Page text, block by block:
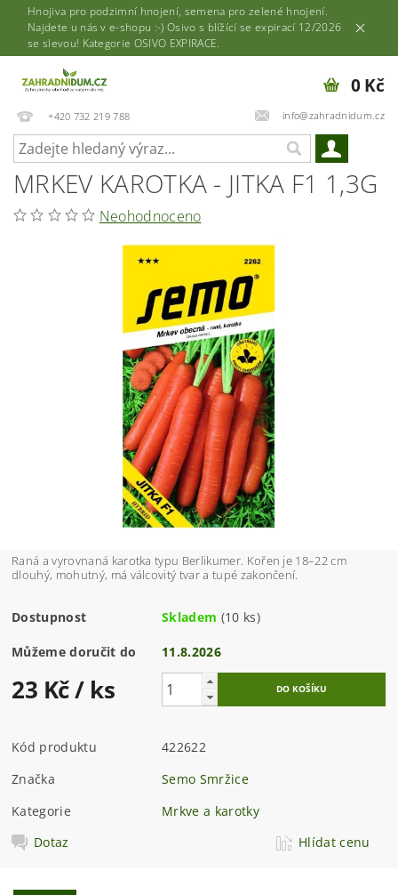
Hnojiva pro podzimní hnojení, semena pro zelené hnojení.
Najdete u nás v e-shopu :-) Osivo s blížící se expirací 12/2026
se slevou! Kategorie OSIVO EXPIRACE.
+420 732 219 788 info@zahradnidum.cz
0 Kč
MRKEV KAROTKA - JITKA F1 1,3G
Neohodnoceno
Raná a vyrovnaná karotka typu Berlikumer. Kořen je 18–22 cm
dlouhý, mohutný, má válcovitý tvar a tupé zakončení.
Dostupnost Skladem (10 ks)
Můžeme doručit do 11.8.2026
23 Kč/ ks
Kód produktu
422622
Značka
Semo Smržice
Kategorie
Mrkve a karotky
Dotaz
Hlídat cenu